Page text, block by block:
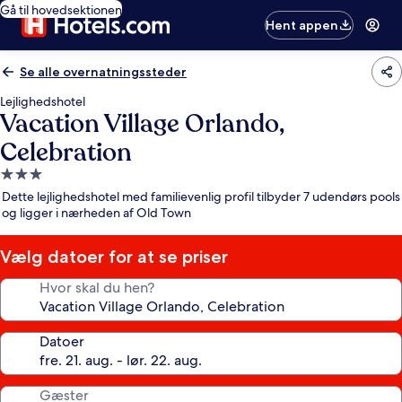
Gå til hovedsektionen
Hent appen
Se alle overnatningssteder
Lejlighedshotel
Vacation Village Orlando,
Celebration
3.0-
stjernet
overnatningssted
Dette lejlighedshotel med familievenlig profil tilbyder 7 udendørs pools
og ligger i nærheden af Old Town
Vælg datoer for at se priser
Hvor skal du hen?
Datoer
Gæster